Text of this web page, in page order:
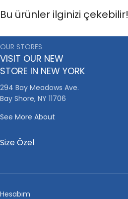
Bu ürünler ilginizi çekebilir!
OUR STORES
VISIT OUR NEW
STORE IN NEW YORK
294 Bay Meadows Ave.
Bay Shore, NY 11706
See More About
Size Özel
Hesabım